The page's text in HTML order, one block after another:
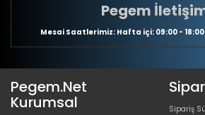
Pegem
Mesai Saatlerimiz: Hafta içi: 09:00 - 18:00
Pegem.Net
Kurumsal
Sipariş